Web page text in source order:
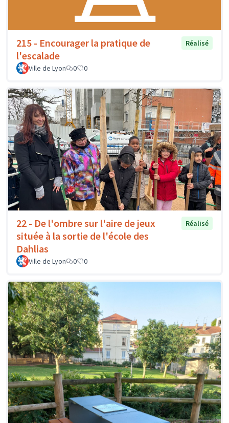
215 - Encourager la pratique de
l'escalade
Réalisé
Ville de Lyon 0 0
22 - De l'ombre sur l'aire de jeux
située à la sortie de l'école des
Dahlias
Réalisé
Ville de Lyon 0 0